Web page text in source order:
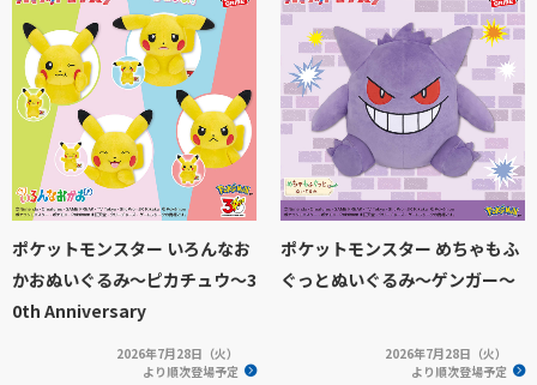
ポケットモンスター いろんなお
かおぬいぐるみ～ピカチュウ～3
0th Anniversary
2026年7月28日（火）
より順次登場予定
ポケットモンスター めちゃもふ
ぐっとぬいぐるみ～ゲンガー～
2026年7月28日（火）
より順次登場予定